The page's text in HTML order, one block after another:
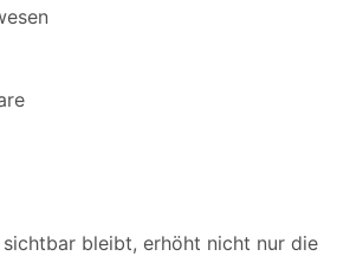
bleibt, erhöht nicht nur die